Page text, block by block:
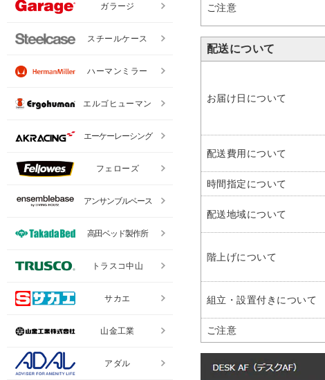
ご注意
配送について
お届け日について
配送費用について
時間指定について
配送地域について
階上げについて
組立・設置付きについて
ご注意
ガラージ
スチールケース
ハーマンミラー
エルゴヒューマン
エーケーレーシング
フェローズ
アンサンブルベース
高田ベッド製作所
トラスコ中山
サカエ
山金工業
アダル